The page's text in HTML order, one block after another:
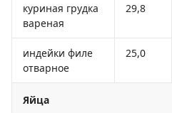
куриная грудка
вареная
29,8
индейки филе
отварное
25,0
Яйца